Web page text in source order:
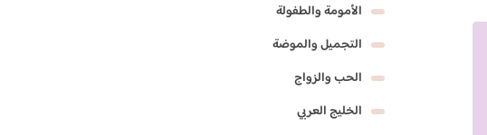
الأمومة والطفولة
التجميل والموضة
الحب والزواج
الخليج العربي